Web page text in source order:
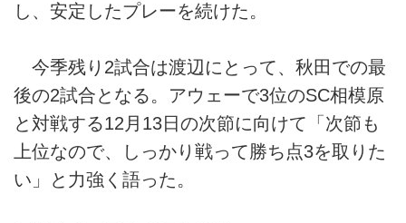
し、安定したプレーを続けた。
今季残り2試合は渡辺にとって、秋田での最
後の2試合となる。アウェーで3位のSC相模原
と対戦する12月13日の次節に向けて「次節も
上位なので、しっかり戦って勝ち点3を取りた
い」と力強く語った。